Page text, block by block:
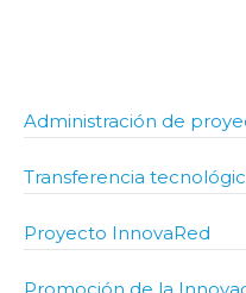
Administración de
Transferencia
Proyecto InnovaRed
Promoción de la